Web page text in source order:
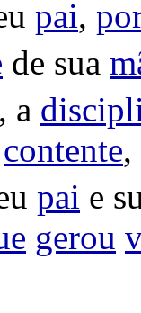
pai,
de sua
, a
contente
pai e
gerou